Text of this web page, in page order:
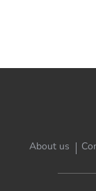
About us